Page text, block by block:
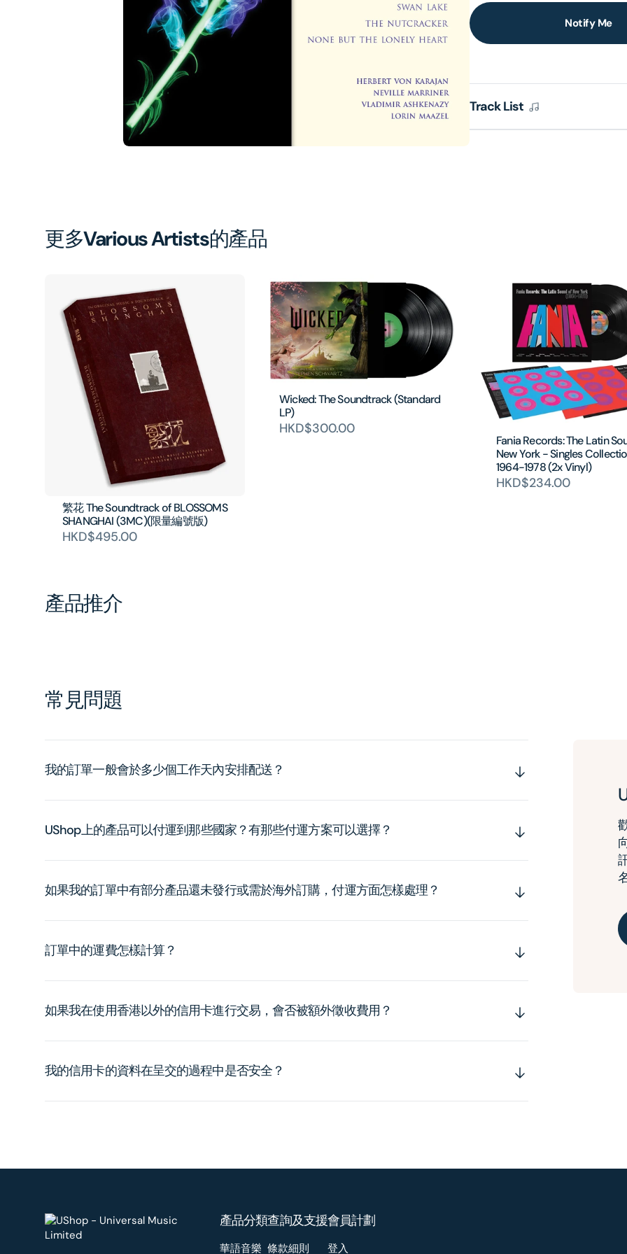
Notify Me
Track List
gallery
更多Various Artists的產品
繁花 The Soundtrack of BLOSSOMS
SHANGHAI (3MC)(限量編號版)
HKD$495.00
Wicked: The Soundtrack (Standard
LP)
HKD$300.00
Fania Records: The Latin
New York - Singles
1964-1978 (2x Vinyl)
HKD$234.00
產品推介
常見問題
我的訂單一般會於多少個工作天內安排配送？
UShop上的產品可以付運到那些國家？有那些付運方案可以選擇？
如果我的訂單中有部分產品還未發行或需於海外訂購，付運方面怎樣處理？
訂單中的運費怎樣計算？
如果我在使用香港以外的信用卡進行交易，會否被額外徵收費用？
我的信用卡的資料在呈交的過程中是否安全？
產品分類
華語音樂
查詢及支援
條款細則
會員計劃
登入